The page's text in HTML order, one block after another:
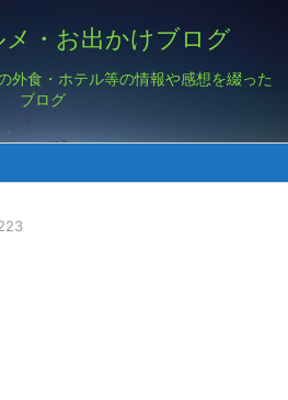
・お出かけブログ
外食・ホテル等の情報や感想を綴った
ブログ